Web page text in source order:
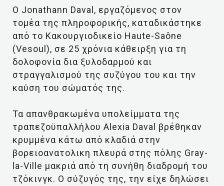
Ο Jonathann Daval, εργαζόμενος στον
τομέα της πληροφορικής, καταδικάστηκε
από το Κακουργιοδικείο Haute-Saône
(Vesoul), σε 25 χρόνια κάθειρξη για τη
δολοφονία δια ξυλοδαρμού και
στραγγαλισμού της συζύγου του και την
καύση του σώματός της.
Τα απανθρακωμένα υπολείμματα της
τραπεζοϋπαλλήλου Alexia Daval βρέθηκαν
κρυμμένα κάτω από κλαδιά στην
βορειοανατολικη πλευρά στης πόλης Gray-
la-Ville μακριά από τη συνήθη διαδρομή του
τζόκινγκ. Ο σύζυγός της, την είχε δηλώσει